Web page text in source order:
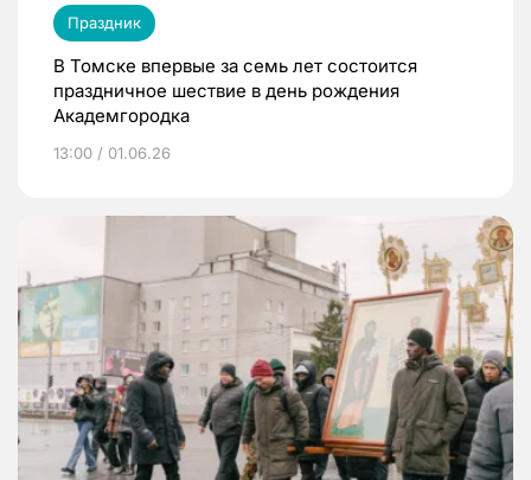
Праздник
В Томске впервые за семь лет состоится
праздничное шествие в день рождения
Академгородка
13:00 / 01.06.26